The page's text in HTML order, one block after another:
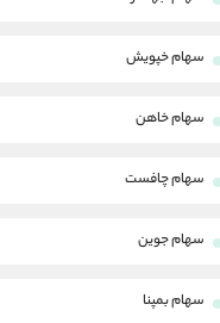
سهام خپویش
سهام خاهن
سهام چافست
سهام جوین
سهام بمپنا